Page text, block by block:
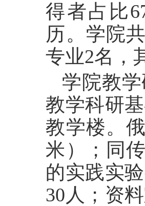
得者占比
历。学院
专业2名，
学院教
教学科研基
教学楼。
米）；同
的实践实
30人；资